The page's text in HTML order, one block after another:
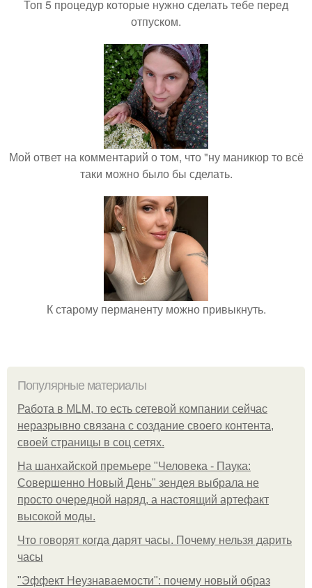
Топ 5 процедур которые нужно сделать тебе перед
отпуском.
Мой ответ на комментарий о том, что "ну маникюр то всё
таки можно было бы сделать.
К старому перманенту можно привыкнуть.
Популярные материалы
Работа в MLM, то есть сетевой компании сейчас
неразрывно связана с создание своего контента,
своей страницы в соц сетях.
На шанхайской премьере "Человека - Паука:
Совершенно Новый День" зендея выбрала не
просто очередной наряд, а настоящий артефакт
высокой моды.
Что говорят когда дарят часы. Почему нельзя дарить
часы
"Эффект Неузнаваемости": почему новый образ